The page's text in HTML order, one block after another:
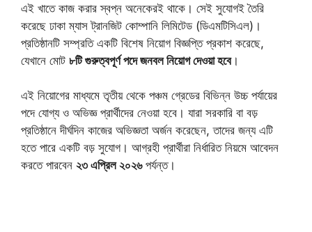
এই খাতে কাজ করার স্বপ্ন অনেকেরই থাকে। সেই সুযোগই তৈরি
করেছে ঢাকা ম্যাস ট্রানজিট কোম্পানি লিমিটেড (ডিএমটিসিএল)।
প্রতিষ্ঠানটি সম্প্রতি একটি বিশেষ নিয়োগ বিজ্ঞপ্তি প্রকাশ করেছে,
যেখানে মোট ৮টি গুরুত্বপূর্ণ পদে জনবল নিয়োগ দেওয়া হবে।
এই নিয়োগের মাধ্যমে তৃতীয় থেকে পঞ্চম গ্রেডের বিভিন্ন উচ্চ পর্যায়ের
পদে যোগ্য ও অভিজ্ঞ প্রার্থীদের নেওয়া হবে। যারা সরকারি বা বড়
প্রতিষ্ঠানে দীর্ঘদিন কাজের অভিজ্ঞতা অর্জন করেছেন, তাদের জন্য এটি
হতে পারে একটি বড় সুযোগ। আগ্রহী প্রার্থীরা নির্ধারিত নিয়মে আবেদন
করতে পারবেন ২৩ এপ্রিল ২০২৬পর্যন্ত।